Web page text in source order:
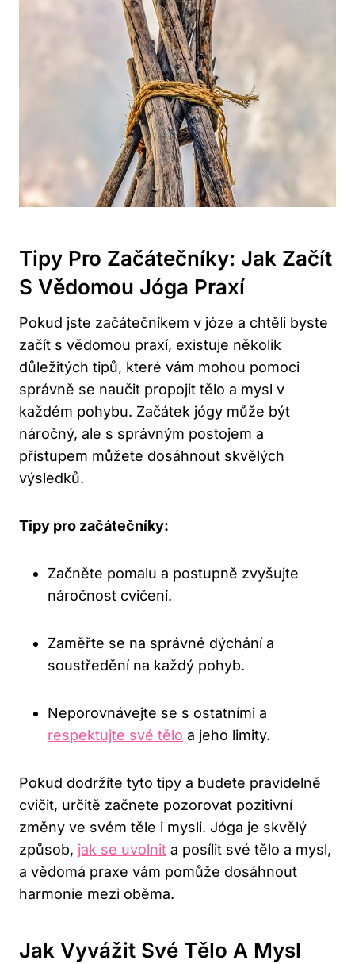
Tipy Pro Začátečníky: Jak Začít
S Vědomou Jóga Praxí
Pokud jste začátečníkem v józe a chtěli byste
začít s vědomou praxí, existuje několik
důležitých tipů, které vám mohou pomoci
správně se naučit propojit tělo a mysl v
každém pohybu. Začátek jógy může být
náročný, ale s správným postojem a
přístupem můžete dosáhnout skvělých
výsledků.
Tipy pro začátečníky:
Začněte pomalu a postupně zvyšujte
náročnost cvičení.
Zaměřte se na správné dýchání a
soustředění na každý pohyb.
Neporovnávejte se s ostatními a
respektujte své tělo a jeho limity.
Pokud dodržíte tyto tipy a budete pravidelně
cvičit, určitě začnete pozorovat pozitivní
změny ve svém těle i mysli. Jóga je skvělý
způsob, jak se uvolnit a posílit své tělo a mysl,
a vědomá praxe vám pomůže dosáhnout
harmonie mezi oběma.
Jak Vyvážit Své Tělo A Mysl